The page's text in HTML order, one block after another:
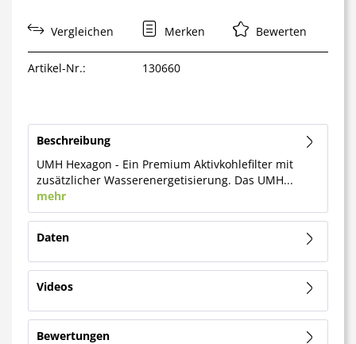
Vergleichen Merken Bewerten
Artikel-Nr.: 130660
Beschreibung
UMH Hexagon - Ein Premium Aktivkohlefilter mit
zusätzlicher Wasserenergetisierung. Das UMH...
mehr
Daten
Videos
Bewertungen